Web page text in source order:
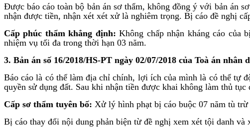
Được báo cáo toàn bộ bản án sơ thẩm, không đồng ý với bản án
nhận được tiền, nhận xét xét xử là nghiêm trọng. Bị cáo đề nghị
Cấp phúc thẩm khẳng định: Không chấp nhận kháng cáo của
nhiệm vụ tối đa trong thời hạn 03 năm.
3. Bản án số 16/2018/HS-PT ngày 02/07/2018 của Toà án nhân
Báo cáo là có thể làm địa chỉ chính, lợi ích của mình là có thể tự
quyền sử dụng đất. Sau khi nhận tiền được khai không làm thủ
Cấp sơ thẩm tuyên bố: Xử lý hình phạt bị cáo buộc 07 năm tù
Bị cáo thay đổi nội dung phản biện từ đề nghị xem xét tội danh